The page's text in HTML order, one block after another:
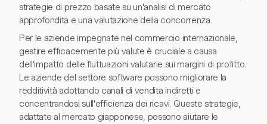
strategie di prezzo basate su un'analisi di mercato
approfondita e una valutazione della concorrenza.
Per le aziende impegnate nel commercio internazionale,
gestire efficacemente più valute è cruciale a causa
dell'impatto delle fluttuazioni valutarie sui margini di profitto.
Le aziende del settore software possono migliorare la
redditività adottando canali di vendita indiretti e
concentrandosi sull'efficienza dei ricavi. Queste strategie,
adattate al mercato giapponese, possono aiutare le